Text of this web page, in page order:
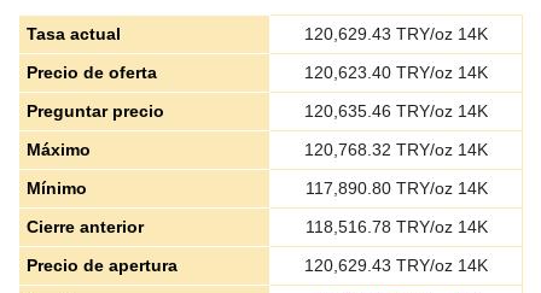
Tasa actual 120,629.43 TRY/oz 14K
Precio de oferta
120,623.40 TRY/oz 14K
Preguntar precio
120,635.46 TRY/oz 14K
Máximo
120,768.32 TRY/oz 14K
Mínimo
117,890.80TRY/oz 14K
Cierre anterior
118,516.78 TRY/oz 14K
Precio de apertura
120,629.43 TRY/oz 14K